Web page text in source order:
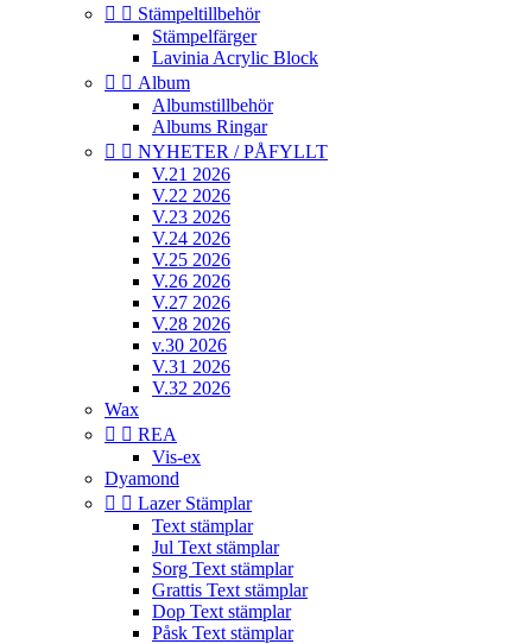
  Stämpeltillbehör
Stämpelfärger
Lavinia Acrylic Block
  Album
Albumstillbehör
Albums Ringar
  NYHETER / PÅFYLLT
V.21 2026
V.22 2026
V.23 2026
V.24 2026
V.25 2026
V.26 2026
V.27 2026
V.28 2026
v.30 2026
V.31 2026
V.32 2026
Wax
  REA
Vis-ex
Dyamond
  Lazer Stämplar
Text stämplar
Jul Text stämplar
Sorg Text stämplar
Grattis Text stämplar
Dop Text stämplar
Påsk Text stämplar